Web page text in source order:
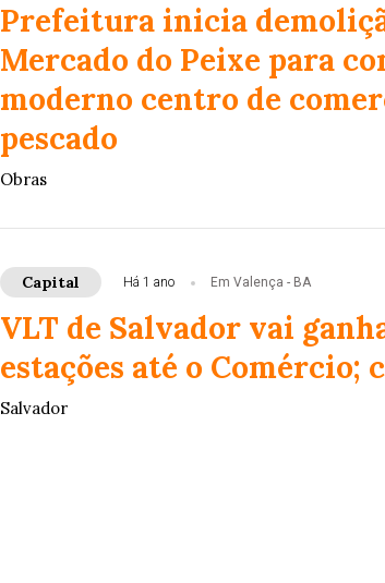
Prefeitura inicia
Mercado do Peixe para
moderno centro de
pescado
Obras
Capital Há 1 ano Em Valença - BA
VLT de Salvador vai
estações até o Comércio;
Salvador